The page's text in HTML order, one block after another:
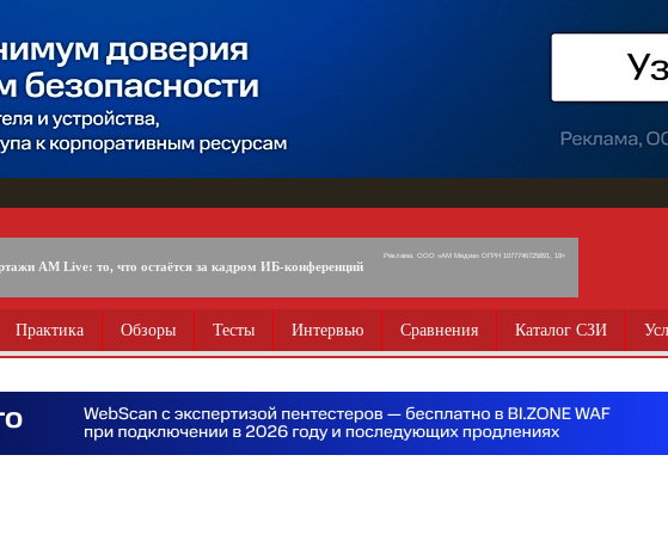
AM Live: то, что остаётся за кадром ИБ-конференций
Реклама. ООО «АМ Медиа» ОГРН 1077746725891, 18+
Практика Обзоры Тесты Интервью Сравнения Каталог СЗИ